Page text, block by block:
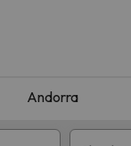
Andorra